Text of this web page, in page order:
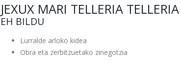
JEXUX MARI TELLERIA TELLERIA
EH BILDU
Lurralde arloko kidea
Obra eta zerbitzuetako zinegotzia